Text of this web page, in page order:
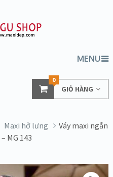
MENU
GIỎ HÀNG
0
Maxi hở lưng
Váy maxi ngắn
MG 143